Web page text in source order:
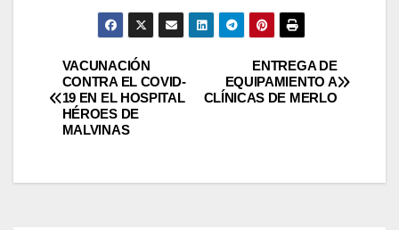
Navegación
de
ENTREGA DE
EQUIPAMIENTO A
CLÍNICAS DE MERLO
VACUNACIÓN
CONTRA EL COVID-
19 EN EL HOSPITAL
HÉROES DE
MALVINAS